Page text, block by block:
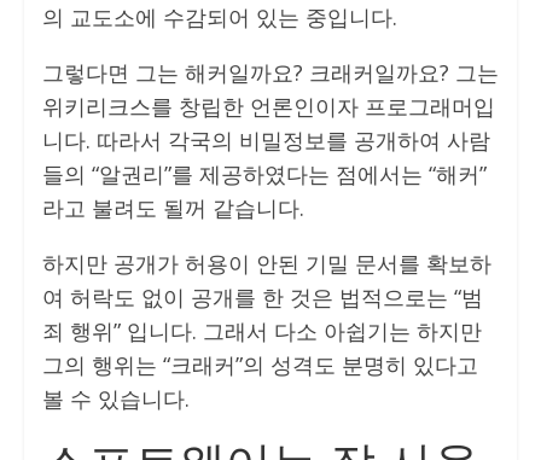
의 교도소에 수감되어 있는 중입니다.
그렇다면 그는 해커일까요? 크래커일까요? 그는
위키리크스를 창립한 언론인이자 프로그래머입
니다. 따라서 각국의 비밀정보를 공개하여 사람
들의 “알권리”를 제공하였다는 점에서는 “해커”
라고 불려도 될꺼 같습니다.
하지만 공개가 허용이 안된 기밀 문서를 확보하
여 허락도 없이 공개를 한 것은 법적으로는 “범
죄 행위” 입니다. 그래서 다소 아쉽기는 하지만
그의 행위는 “크래커”의 성격도 분명히 있다고
볼 수 있습니다.